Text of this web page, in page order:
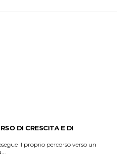
DI CRESCITA E DI
il proprio percorso verso un